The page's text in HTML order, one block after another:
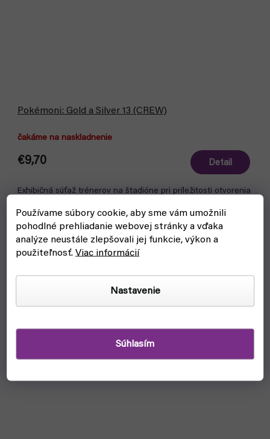
Používame súbory cookie, aby sme vám umožnili
pohodlné prehliadanie webovej stránky a vďaka
analýze neustále zlepšovali jej funkcie, výkon a
použiteľnosť.Viac informácií
Nastavenie
Súhlasím
Pokémoni: Gold a Silver 13 (CREW)
čakáme na naskladnenie
€9,70 Detail
Exhibičná súťaž trénerov na štadióne pri príležitosti otvorenia
ako zápasy postupujú, medzi účastníkmi sa začína šíriť...